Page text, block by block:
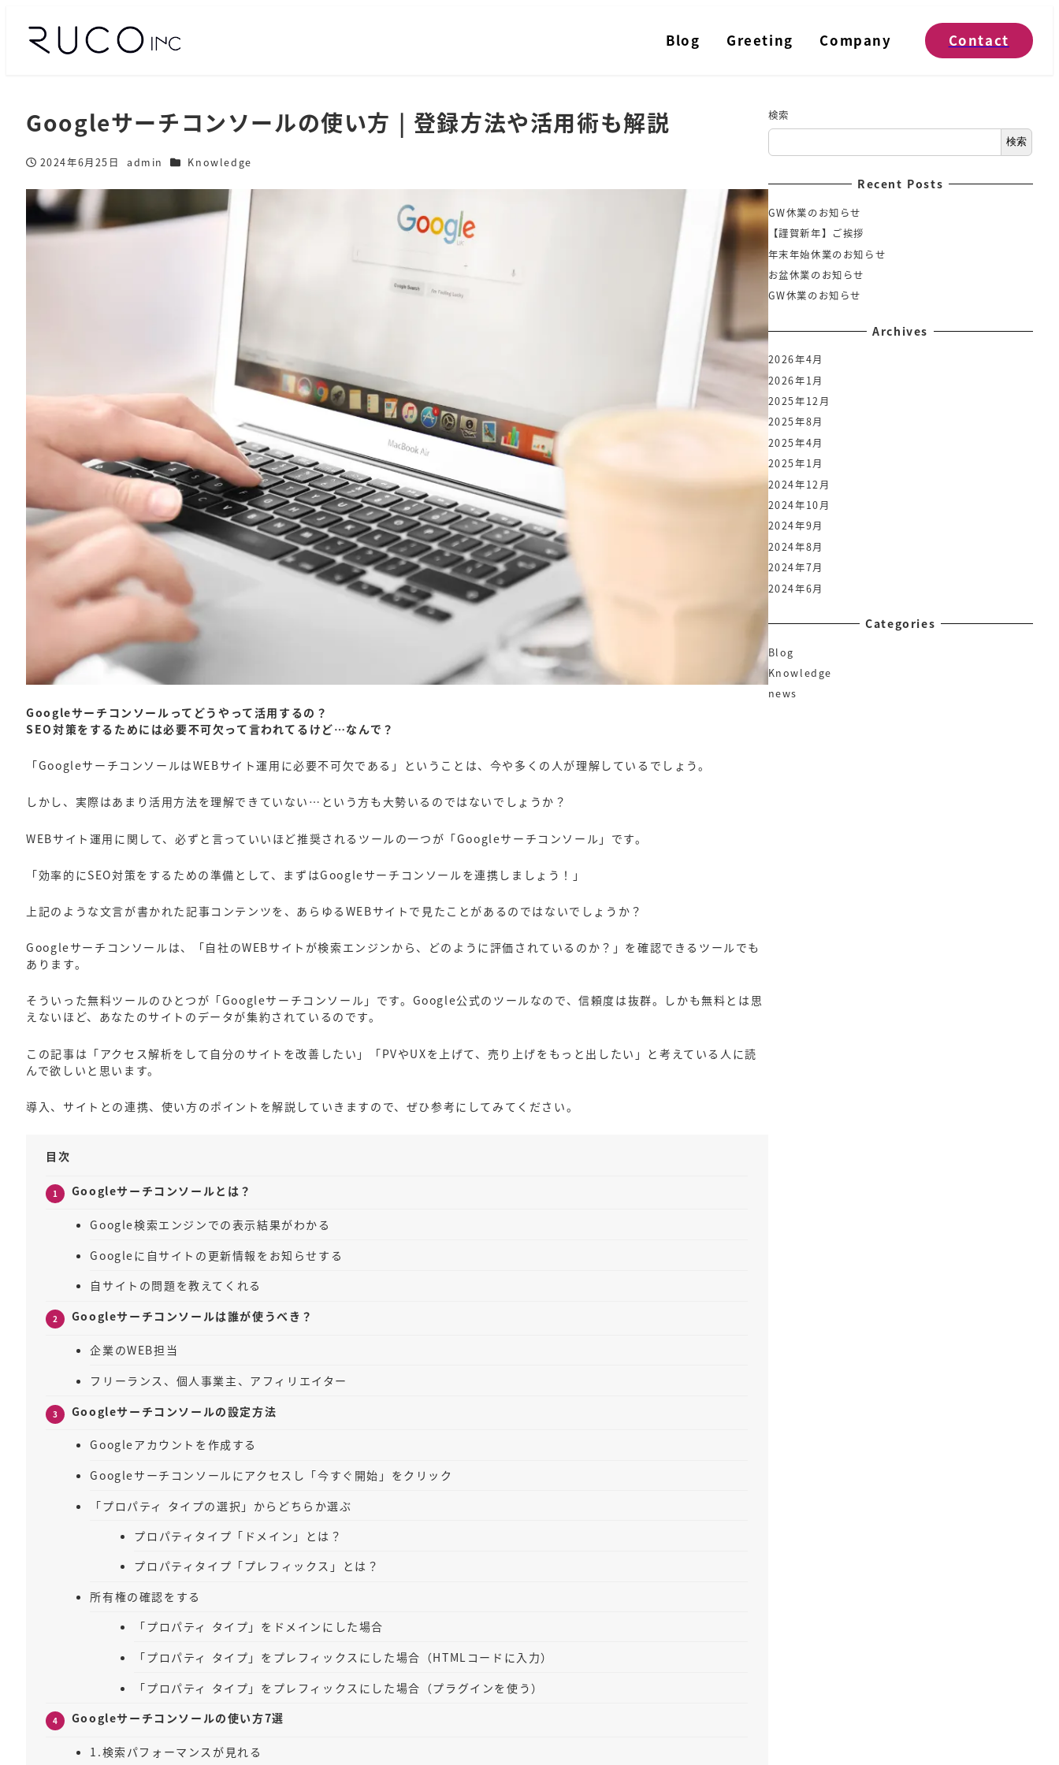
Blog Greeting Company Contact
Googleサーチコンソールの使い方 | 登録方法や活用術も解説
投稿日2024年6月25日
著
admin カテゴリー
Knowledge
Googleサーチコンソールって どうやって活用するの？
SEO対策をするためには必要不可欠 って言われてるけど…なんで？
「GoogleサーチコンソールはWEBサイト運用に必要不可欠である」ということは、今や多くの人が理解しているでしょう。
しかし、実際はあまり活用方法を理解できていない…という方も大勢いるのではないでしょうか？
WEBサイト運用に関して、必ずと言っていいほど推奨されるツールの一つが「Googleサーチコンソール」です。
「効率的にSEO対策をするための準備として、まずはGoogleサーチコンソールを連携しましょう！」
上記のような文言が書かれた記事コンテンツを、あらゆるWEBサイトで見たことがあるのではないでしょうか？
Googleサーチコンソールは、「自社のWEBサイトが検索エンジンから、どのように評価されているのか？」を確認できるツールでも
あります。
そういった無料ツールのひとつが「Googleサーチコンソール」です。Google公式のツールなので、信頼度は抜群。しかも無料とは思
えないほど、あなたのサイトのデータが集約されているのです。
この記事は「アクセス解析をして自分のサイトを改善したい」「PVやUXを上げて、売り上げをもっと出したい」と考えている人に読
んで欲しいと思います。
導入、サイトとの連携、使い方のポイントを解説していきますので、ぜひ参考にしてみてください。
目次
Googleサーチコンソールとは？
Google検索エンジンでの表示結果がわかる
Googleに自サイトの更新情報をお知らせする
自サイトの問題を教えてくれる
Googleサーチコンソールは誰が使うべき？
企業のWEB担当
フリーランス、個人事業主、アフィリエイター
Googleサーチコンソールの設定方法
Googleアカウントを作成する
Googleサーチコンソールにアクセスし「今すぐ開始」をクリック
「プロパティ タイプの選択」からどちらか選ぶ
プロパティタイプ「ドメイン」とは？
プロパティタイプ「プレフィックス」とは？
所有権の確認をする
「プロパティ タイプ」をドメインにした場合
「プロパティ タイプ」をプレフィックスにした場合（HTMLコードに入力）
「プロパティ タイプ」をプレフィックスにした場合（プラグインを使う）
Googleサーチコンソールの使い方7選
1.検索パフォーマンスが見れる
検索
検索
Recent Posts
GW休業のお知らせ
【謹賀新年】ご挨拶
年末年始休業のお知らせ
お盆休業のお知らせ
GW休業のお知らせ
Archives
2026年4月
2026年1月
2025年12月
2025年8月
2025年4月
2025年1月
2024年12月
2024年10月
2024年9月
2024年8月
2024年7月
2024年6月
Categories
Blog
Knowledge
news